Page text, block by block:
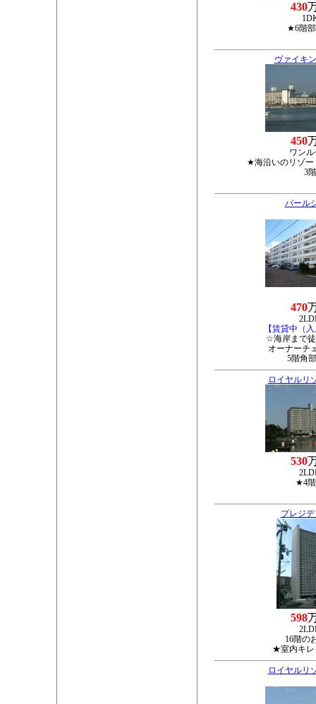
430
★6階
ヴァイキ
450
ワン
★海沿いのリゾ
3階
パール
470
【賃貸中（
☆海岸まで
オーナーチ
5階角
ロイヤルリ
530
★4
プレジ
598
16階の
★室内キ
ロイヤルリ